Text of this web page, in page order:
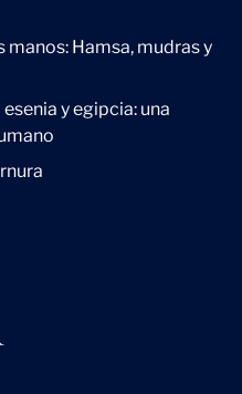
Hamsa, mudras y
y egipcia: una